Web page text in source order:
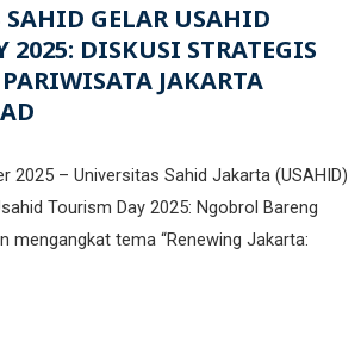
18:30
GELAR USAHID
2025: DISKUSI STRATEGIS
JAKARTA
2025 – Universitas Sahid Jakarta (USAHID)
Tourism Day 2025: Ngobrol Bareng
mengangkat tema “Renewing Jakarta: